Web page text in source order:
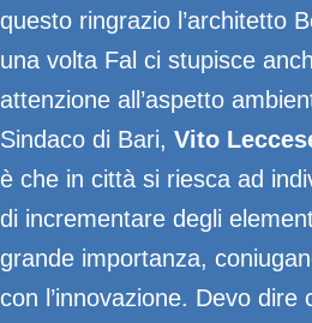
questo ringrazio l’architetto
una volta Fal ci stupisce
attenzione all’aspetto
Sindaco di Bari, Vito
è che in città si riesca ad
di incrementare degli
grande importanza,
con l’innovazione. Devo dire